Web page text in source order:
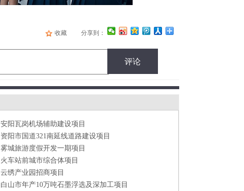
收藏 分享到：
评论
无纺非织造类项目
甘肃省张掖市甘州区餐厨废弃物资源化利用和无害化处理项目
安阳瓦岗机场辅助建设项目
资阳市国道321南延线道路建设项目
雾城旅游度假开发一期项目
火车站前城市综合体项目
云绣产业园招商项目
白山市年产10万吨石墨浮选及深加工项目
白云区黔湖荟贵州特色餐饮服务项目